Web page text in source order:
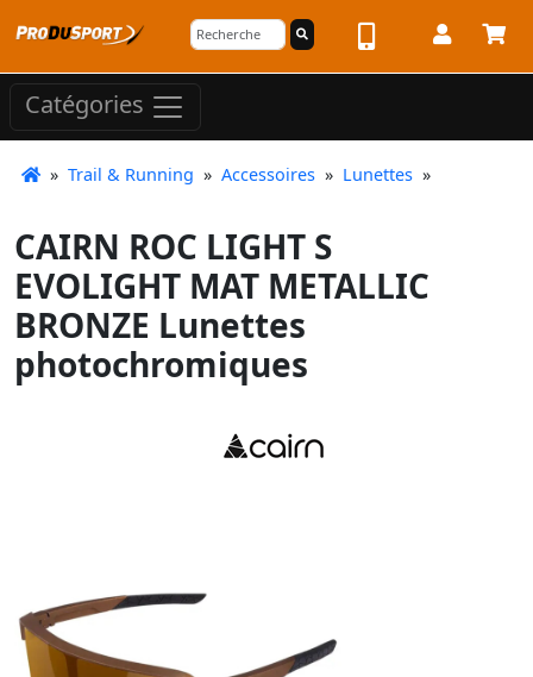
Catégories
» Trail & Running » Accessoires » Lunettes »
CAIRN ROC LIGHT S
EVOLIGHT MAT METALLIC
BRONZE Lunettes
photochromiques